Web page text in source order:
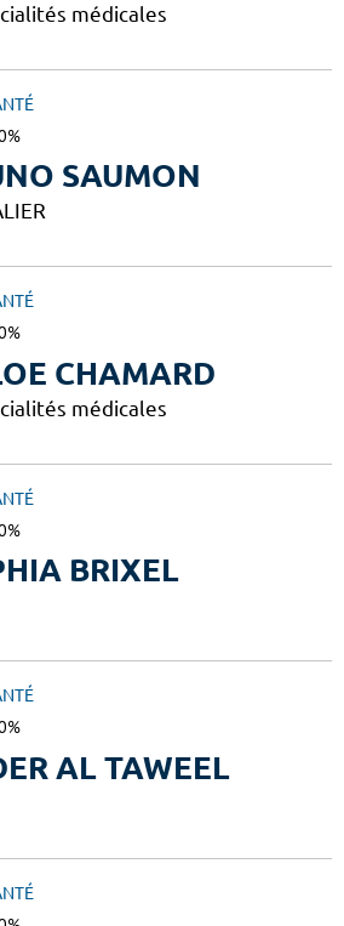
médicales
SAUMON
CHAMARD
médicales
BRIXEL
AL TAWEEL